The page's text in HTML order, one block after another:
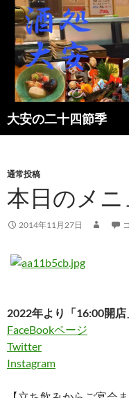
大安の二十四節季
検
索
ン
へ
キ
プ
通常投稿
本日のメ
2014年11月27日
2022年より「16:00開
FaceBookページ
Twitter
Instagram